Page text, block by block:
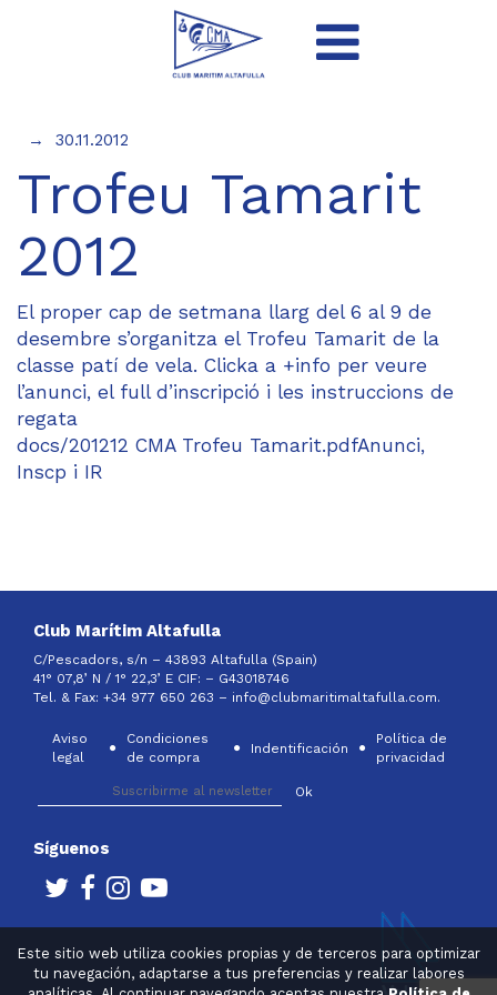
Este sitio web utiliza cookies propias y de terceros para optimizar
tu navegación, adaptarse a tus preferencias y realizar labores
30.11.2012
Trofeu Tamarit
2012
El proper cap de setmana llarg del 6 al 9 de
desembre s’organitza el Trofeu Tamarit de la
classe patí de vela. Clicka a +info per veure
l’anunci, el full d’inscripció i les instruccions de
regata
docs/201212 CMA Trofeu Tamarit.pdfAnunci,
Inscp i IR
Club Marítim Altafulla
C/Pescadors, s/n – 43893 Altafulla (Spain)
41° 07,8’ N / 1° 22,3’ E CIF: – G43018746
Tel. & Fax: +34 977 650 263 – info@clubmaritimaltafulla.com.
Aviso
legal
Condiciones
de compra
Indentificación
Política de
privacidad
Síguenos